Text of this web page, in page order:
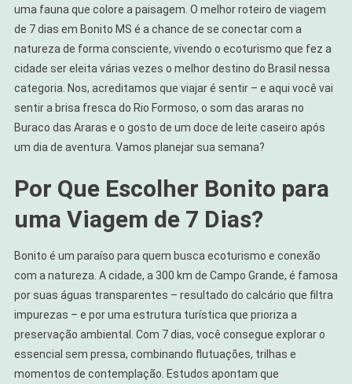
De
7
Dias
Em
Na
uma fauna que colore a paisagem. O melhor roteiro de viagem
de 7 dias em Bonito MS é a chance de se conectar com a
natureza de forma consciente, vivendo o ecoturismo que fez a
cidade ser eleita várias vezes o melhor destino do Brasil nessa
categoria. Nos, acreditamos que viajar é sentir – e aqui você vai
sentir a brisa fresca do Rio Formoso, o som das araras no
Buraco das Araras e o gosto de um doce de leite caseiro após
um dia de aventura. Vamos planejar sua semana?
Por Que Escolher Bonito para
uma Viagem de 7 Dias?
Bonito é um paraíso para quem busca ecoturismo e conexão
com a natureza. A cidade, a 300 km de Campo Grande, é famosa
por suas águas transparentes – resultado do calcário que filtra
impurezas – e por uma estrutura turística que prioriza a
preservação ambiental. Com 7 dias, você consegue explorar o
essencial sem pressa, combinando flutuações, trilhas e
momentos de contemplação. Estudos apontam que